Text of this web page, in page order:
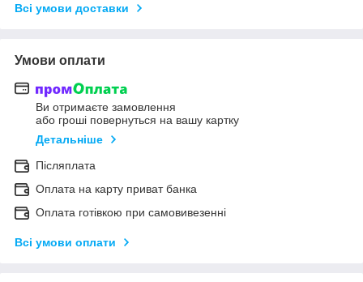
Всі умови доставки
Умови оплати
Ви отримаєте замовлення
або гроші повернуться на вашу картку
Детальніше
Післяплата
Оплата на карту приват банка
Оплата готівкою при самовивезенні
Всі умови оплати